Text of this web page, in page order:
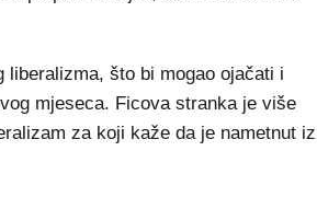
što bi mogao ojačati i
mjeseca. Ficova stranka je više
za koji kaže da je nametnut iz